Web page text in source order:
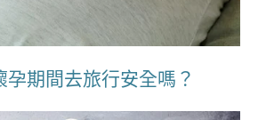
孕期間去旅行安全嗎？